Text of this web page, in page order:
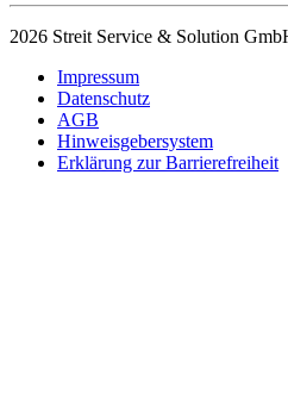
2026 Streit Service & Solution
Impressum
Datenschutz
AGB
Hinweisgebersystem
Erklärung zur Barrierefreiheit